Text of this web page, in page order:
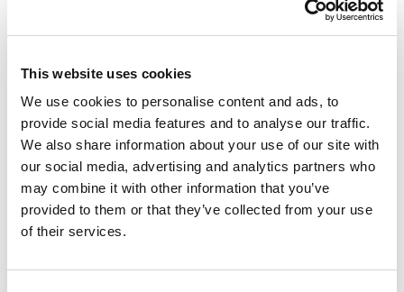
This website uses cookies
We use cookies to personalise content and ads, to
provide social media features and to analyse our traffic.
We also share information about your use of our site with
our social media, advertising and analytics partners who
may combine it with other information that you’ve
provided to them or that they’ve collected from your use
of their services.
Unternehmen ist die Speicherung kritischer Daten in einem
Archiv oder Backup. Die Fähigkeit, Ihre Kommunikation
vom Live-System zu isolieren und sie sowohl vor
versehentlichen Änderungen als auch vor externen oder
internen Bedrohungen zu schützen, ist entscheidend für
die Gewährleistung der Geschäftskontinuität.
UnserecontentACCESS Lösung